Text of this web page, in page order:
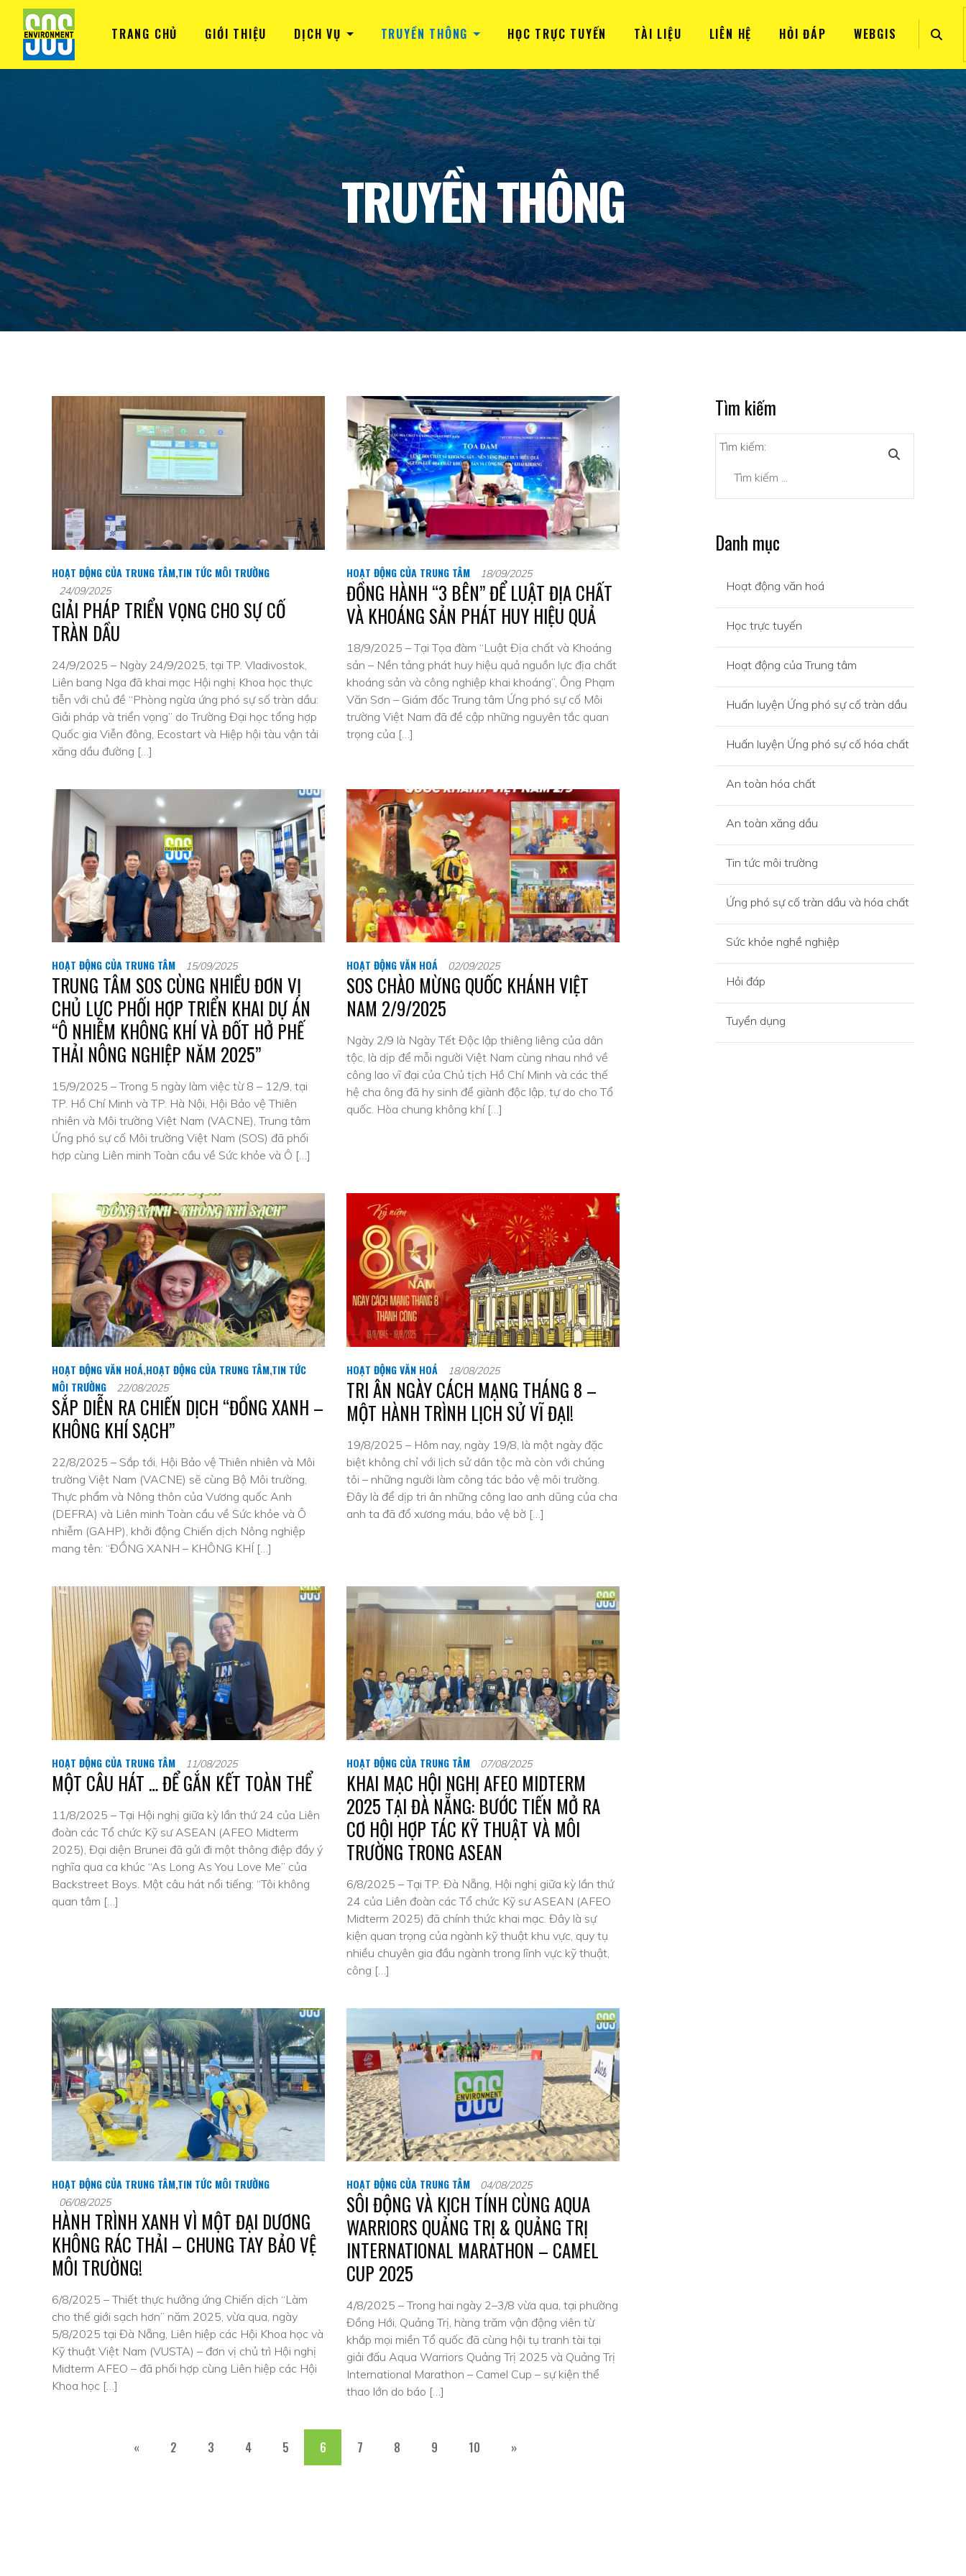
TRANG CHỦ GIỚI THIỆU DỊCH VỤ TRUYỀN THÔNG HỌC TRỰC TUYẾN TÀI LIỆU LIÊN HỆ HỎI ĐÁP WEBGIS
TRUYỀN THÔNG
HOẠT ĐỘNG CỦA TRUNG TÂM,TIN TỨC MÔI TRƯỜNG
24/09/2025
GIẢI PHÁP TRIỂN VỌNG CHO SỰ CỐ
TRÀN DẦU
24/9/2025 – Ngày 24/9/2025, tại TP. Vladivostok,
Liên bang Nga đã khai mạc Hội nghị Khoa học thực
tiễn với chủ đề “Phòng ngừa ứng phó sự số tràn dầu:
Giải pháp và triển vọng” do Trường Đại học tổng hợp
Quốc gia Viễn đông, Ecostart và Hiệp hội tàu vận tải
xăng dầu đường […]
HOẠT ĐỘNG CỦA TRUNG TÂM 18/09/2025
ĐỒNG HÀNH “3 BÊN” ĐỂ LUẬT ĐỊA CHẤT
VÀ KHOÁNG SẢN PHÁT HUY HIỆU QUẢ
18/9/2025 – Tại Tọa đàm “Luật Địa chất và Khoáng
sản – Nền tảng phát huy hiệu quả nguồn lực địa chất
khoáng sản và công nghiệp khai khoáng”, Ông Phạm
Văn Sơn – Giám đốc Trung tâm Ứng phó sự cố Môi
trường Việt Nam đã đề cập những nguyên tắc quan
trọng của […]
HOẠT ĐỘNG CỦA TRUNG TÂM 15/09/2025
TRUNG TÂM SOS CÙNG NHIỀU ĐƠN VỊ
CHỦ LỰC PHỐI HỢP TRIỂN KHAI DỰ ÁN
“Ô NHIỄM KHÔNG KHÍ VÀ ĐỐT HỞ PHẾ
THẢI NÔNG NGHIỆP NĂM 2025”
15/9/2025 – Trong 5 ngày làm việc từ 8 – 12/9, tại
TP. Hồ Chí Minh và TP. Hà Nội, Hội Bảo vệ Thiên
nhiên và Môi trường Việt Nam (VACNE), Trung tâm
Ứng phó sự cố Môi trường Việt Nam (SOS) đã phối
hợp cùng Liên minh Toàn cầu về Sức khỏe và Ô […]
HOẠT ĐỘNG VĂN HOÁ 02/09/2025
SOS CHÀO MỪNG QUỐC KHÁNH VIỆT
NAM 2/9/2025
Ngày 2/9 là Ngày Tết Độc lập thiêng liêng của dân
tộc, là dịp để mỗi người Việt Nam cùng nhau nhớ về
công lao vĩ đại của Chủ tịch Hồ Chí Minh và các thế
hệ cha ông đã hy sinh để giành độc lập, tự do cho Tổ
quốc. Hòa chung không khí […]
HOẠT ĐỘNG VĂN HOÁ,HOẠT ĐỘNG CỦA TRUNG TÂM,TIN TỨC
MÔI TRƯỜNG
22/08/2025
SẮP DIỄN RA CHIẾN DỊCH “ĐỒNG XANH –
KHÔNG KHÍ SẠCH”
22/8/2025 – Sắp tới, Hội Bảo vệ Thiên nhiên và Môi
trường Việt Nam (VACNE) sẽ cùng Bộ Môi trường,
Thực phẩm và Nông thôn của Vương quốc Anh
(DEFRA) và Liên minh Toàn cầu về Sức khỏe và Ô
nhiễm (GAHP), khởi động Chiến dịch Nông nghiệp
mang tên: “ĐỒNG XANH – KHÔNG KHÍ […]
HOẠT ĐỘNG VĂN HOÁ 18/08/2025
TRI ÂN NGÀY CÁCH MẠNG THÁNG 8 –
MỘT HÀNH TRÌNH LỊCH SỬ VĨ ĐẠI!
19/8/2025 – Hôm nay, ngày 19/8, là một ngày đặc
biệt không chỉ với lịch sử dân tộc mà còn với chúng
tôi – những người làm công tác bảo vệ môi trường.
Đây là để dịp tri ân những công lao anh dũng của cha
anh ta đã đổ xương máu, bảo vệ bờ […]
HOẠT ĐỘNG CỦA TRUNG TÂM 11/08/2025
MỘT CÂU HÁT … ĐỂ GẮN KẾT TOÀN THỂ
11/8/2025 – Tại Hội nghị giữa kỳ lần thứ 24 của Liên
đoàn các Tổ chức Kỹ sư ASEAN (AFEO Midterm
2025), Đại diện Brunei đã gửi đi một thông điệp đầy ý
nghĩa qua ca khúc “As Long As You Love Me” của
Backstreet Boys. Một câu hát nổi tiếng: “Tôi không
quan tâm […]
HOẠT ĐỘNG CỦA TRUNG TÂM 07/08/2025
KHAI MẠC HỘI NGHỊ AFEO MIDTERM
2025 TẠI ĐÀ NẴNG: BƯỚC TIẾN MỞ RA
CƠ HỘI HỢP TÁC KỸ THUẬT VÀ MÔI
TRƯỜNG TRONG ASEAN
6/8/2025 – Tại TP. Đà Nẵng, Hội nghị giữa kỳ lần thứ
24 của Liên đoàn các Tổ chức Kỹ sư ASEAN (AFEO
Midterm 2025) đã chính thức khai mạc. Đây là sự
kiện quan trọng của ngành kỹ thuật khu vực, quy tụ
nhiều chuyên gia đầu ngành trong lĩnh vực kỹ thuật,
công […]
HOẠT ĐỘNG CỦA TRUNG TÂM,TIN TỨC MÔI TRƯỜNG
06/08/2025
HÀNH TRÌNH XANH VÌ MỘT ĐẠI DƯƠNG
KHÔNG RÁC THẢI – CHUNG TAY BẢO VỆ
MÔI TRƯỜNG!
6/8/2025 – Thiết thực hưởng ứng Chiến dịch “Làm
cho thế giới sạch hơn” năm 2025, vừa qua, ngày
5/8/2025 tại Đà Nẵng, Liên hiệp các Hội Khoa học và
Kỹ thuật Việt Nam (VUSTA) – đơn vị chủ trì Hội nghị
Midterm AFEO – đã phối hợp cùng Liên hiệp các Hội
Khoa học […]
HOẠT ĐỘNG CỦA TRUNG TÂM 04/08/2025
SÔI ĐỘNG VÀ KỊCH TÍNH CÙNG AQUA
WARRIORS QUẢNG TRỊ & QUẢNG TRỊ
INTERNATIONAL MARATHON – CAMEL
CUP 2025
4/8/2025 – Trong hai ngày 2–3/8 vừa qua, tại phường
Đồng Hới, Quảng Trị, hàng trăm vận động viên từ
khắp mọi miền Tổ quốc đã cùng hội tụ tranh tài tại
giải đấu Aqua Warriors Quảng Trị 2025 và Quảng Trị
International Marathon – Camel Cup – sự kiện thể
thao lớn do báo […]
« 2 3 4 5 6 7 8 9 10 »
Tìm kiếm
Tìm kiếm:
Danh mục
Hoạt động văn hoá
Học trực tuyến
Hoạt động của Trung tâm
Huấn luyện Ứng phó sự cố tràn dầu
Huấn luyện Ứng phó sự cố hóa chất
An toàn hóa chất
An toàn xăng dầu
Tin tức môi trường
Ứng phó sự cố tràn dầu và hóa chất
Sức khỏe nghề nghiệp
Hỏi đáp
Tuyển dụng